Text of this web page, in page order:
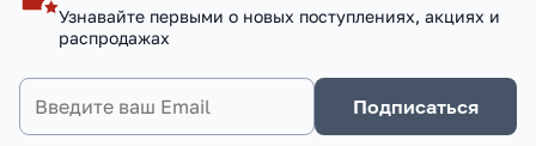
Узнавайте первыми о новых поступлениях, акциях и
распродажах
Подписаться